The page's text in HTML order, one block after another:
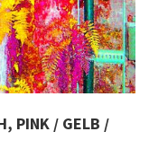
PINK / GELB /